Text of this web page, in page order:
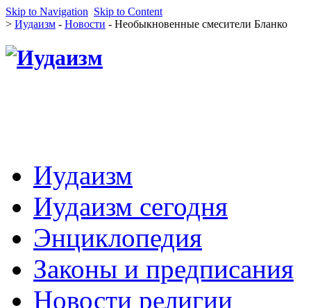
Skip to Navigation Skip to Content
> Иудаизм - Новости - Необыкновенные смесители Бланко
Иудаизм
Иудаизм сегодня
Энциклопедия
Законы и предписания
Новости религии